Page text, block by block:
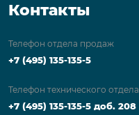
Контакты
Телефон отдела продаж
+7 (495) 135-135-5
Телефон технического отдела
+7 (495) 135-135-5 доб. 208